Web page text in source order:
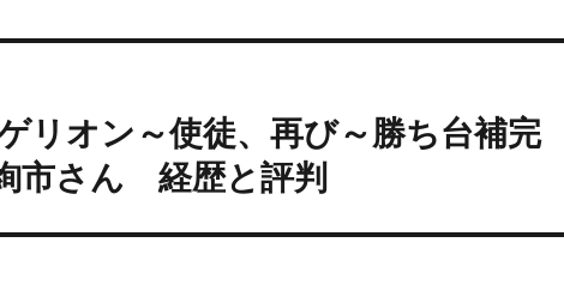
リオン～使徒、再び～勝ち台補完
市さん 経歴と評判